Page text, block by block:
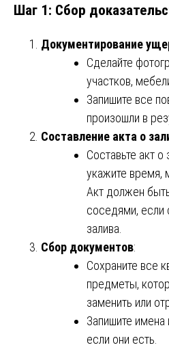
Шаг 1: Сбор
Документирование
Сделайте
участков,
Запишите все
произошли в
Составление акта о
Составьте акт
укажите время,
Акт должен
соседями, если
залива.
Сбор документов:
Сохраните все
предметы,
заменить или
Запишите имена
если они есть.